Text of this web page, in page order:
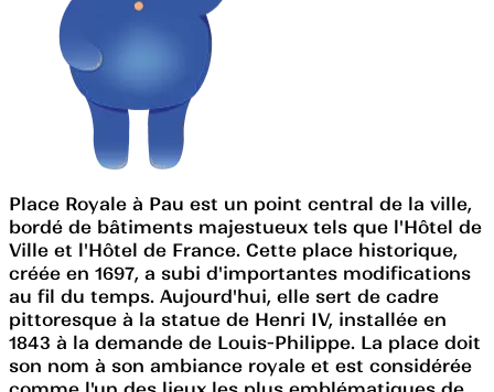
Place Royale à Pau est un point central de la ville,
bordé de bâtiments majestueux tels que l'Hôtel de
Ville et l'Hôtel de France. Cette place historique,
créée en 1697, a subi d'importantes modifications
au fil du temps. Aujourd'hui, elle sert de cadre
pittoresque à la statue de Henri IV, installée en
1843 à la demande de Louis-Philippe. La place doit
son nom à son ambiance royale et est considérée